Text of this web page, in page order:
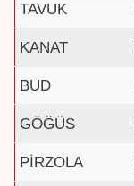
TAVUK
KANAT
BUD
GÖĞÜS
PİRZOLA